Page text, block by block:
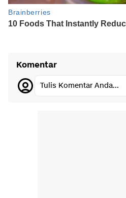
Komentar
Tulis Komentar Anda...